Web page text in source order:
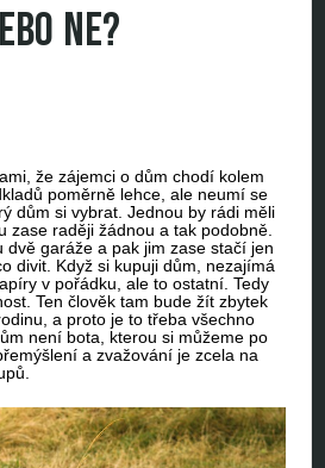
NE?
že zájemci o dům chodí kolem
poměrně lehce, ale neumí se
dům si vybrat. Jednou by rádi měli
zase raději žádnou a tak podobně.
garáže a pak jim zase stačí jen
divit. Když si kupuji dům, nezajímá
v pořádku, ale to ostatní. Tedy
Ten člověk tam bude žít zbytek
a proto je to třeba všechno
není bota, kterou si můžeme po
a zvažování je zcela na